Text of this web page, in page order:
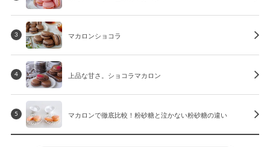
3 マカロンショコラ
4 上品な甘さ。ショコラマカロン
5 マカロンで徹底比較！粉砂糖と泣かない粉砂糖の違い